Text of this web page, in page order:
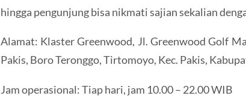
hingga pengunjung bisa nikmati sajian sekalian
Alamat: Klaster Greenwood, Jl. Greenwood Golf
Pakis, Boro Teronggo, Tirtomoyo, Kec. Pakis,
Jam operasional: Tiap hari, jam 10.00 – 22.00 WIB